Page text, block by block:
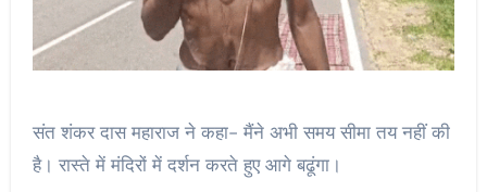
संत शंकर दास महाराज ने कहा- मैंने अभी समय सीमा तय नहीं की
है। रास्ते में मंदिरों में दर्शन करते हुए आगे बढूंगा।